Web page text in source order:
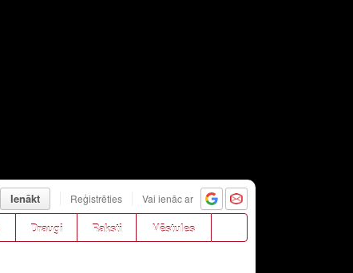
Ienākt Reģistrēties Vai ienāc ar
Draugi Raksti Vēstules